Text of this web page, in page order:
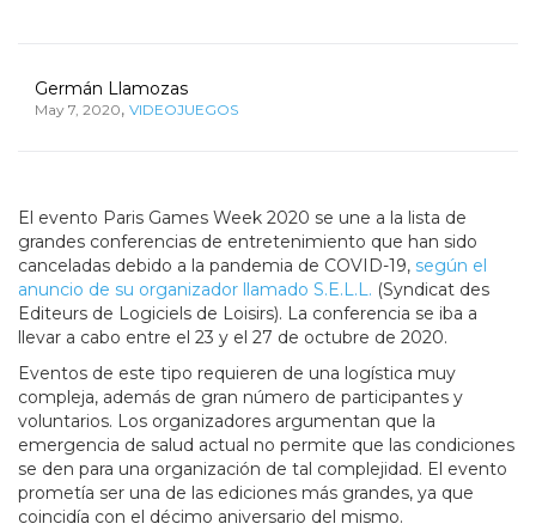
Germán Llamozas
May 7, 2020, VIDEOJUEGOS
El evento Paris Games Week 2020 se une a la lista de
grandes conferencias de entretenimiento que han sido
canceladas debido a la pandemia de COVID-19, según el
anuncio de su organizador llamado S.E.L.L. (Syndicat des
Editeurs de Logiciels de Loisirs). La conferencia se iba a
llevar a cabo entre el 23 y el 27 de octubre de 2020.
Eventos de este tipo requieren de una logística muy
compleja, además de gran número de participantes y
voluntarios. Los organizadores argumentan que la
emergencia de salud actual no permite que las condiciones
se den para una organización de tal complejidad. El evento
prometía ser una de las ediciones más grandes, ya que
coincidía con el décimo aniversario del mismo.